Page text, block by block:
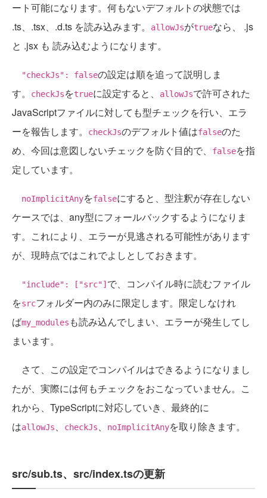
ート可能になります。何もないデフォルトの状態では
.ts、.tsx、.d.ts を読み込みます。
allowJsがtrueなら、 .js
と .jsx も 読み込むようになります。
"checkJs": falseの設定は順を追って説明しま
す。
checkJsをtrueに設定すると、 allowJsで許可された
JavaScriptファイルに対しても型チェックを行い、エラ
ーを報告します。
checkJsのデフォルト値はfalseのた
め、今回は意図しないチェックを防ぐ目的で、
falseを指
定しています。
noImplicitAnyをfalseにすると、型注釈が存在しない
ケースでは、any型にフォールバックするようになりま
す。これにより、エラーが見逃される可能性があります
が、現時点ではこれでよしとしておきます。
"include": ["src"] で、コンパイル時に読むファイル
をsrcフォルダー内のみに限定します。限定しなけれ
ばmy_modules も読み込んでしまい、エラーが発生してし
まいます。
さて、この設定でコンパイルはできるようになりまし
たが、実際には何もチェックをおこなっていません。こ
れから、TypeScriptに対応していき、最終的に
はallowJs、 checkJs、 noImplicitAnyを取り除きます。
src/sub.ts、src/index.tsの更新